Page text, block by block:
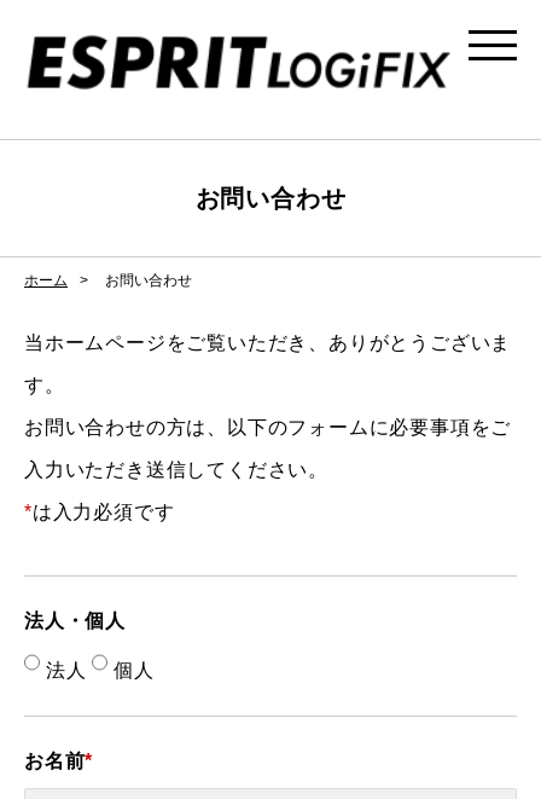
お問い合わせ
ホーム お問い合わせ
当ホームページをご覧いただき、ありがとうございま
す。
お問い合わせの方は、以下のフォームに必要事項をご
入力いただき送信してください。
*は入力必須です
法人・個人
法人 個人
お名前*